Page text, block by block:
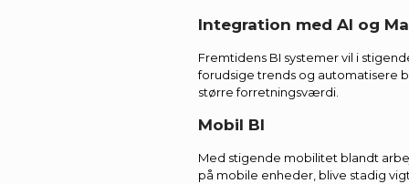
Integration med AI og
Fremtidens BI systemer vil i
forudsige trends og automatisere
større forretningsværdi.
Mobil BI
Med stigende mobilitet blandt
på mobile enheder, blive stadig